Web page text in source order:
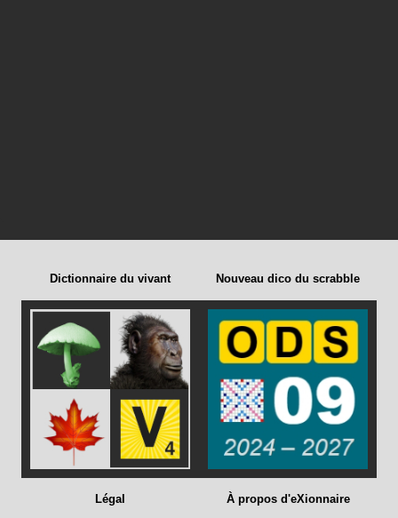
Dictionnaire du vivant Nouveau dico du scrabble
Légal À propos d'eXionnaire